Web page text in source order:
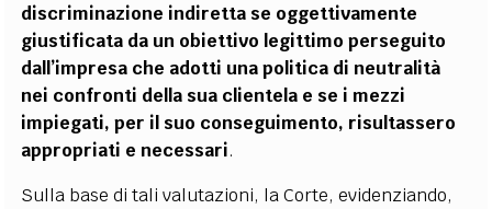
discriminazione indiretta se oggettivamente
giustificata da un obiettivo legittimo perseguito
dall’impresa che adotti una politica di neutralità
nei confronti della sua clientela e se i mezzi
impiegati, per il suo conseguimento, risultassero
appropriati e necessari.
Sulla base di tali valutazioni, la Corte, evidenziando,